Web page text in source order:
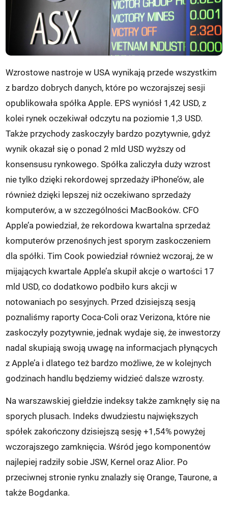
Wzrostowe nastroje w USA wynikają przede wszystkim
z bardzo dobrych danych, które po wczorajszej sesji
opublikowała spółka Apple. EPS wyniósł 1,42 USD, z
kolei rynek oczekiwał odczytu na poziomie 1,3 USD.
Także przychody zaskoczyły bardzo pozytywnie, gdyż
wynik okazał się o ponad 2 mld USD wyższy od
konsensusu rynkowego. Spółka zaliczyła duży wzrost
nie tylko dzięki rekordowej sprzedaży iPhone’ów, ale
również dzięki lepszej niż oczekiwano sprzedaży
komputerów, a w szczególności MacBooków. CFO
Apple’a powiedział, że rekordowa kwartalna sprzedaż
komputerów przenośnych jest sporym zaskoczeniem
dla spółki. Tim Cook powiedział również wczoraj, że w
mijających kwartale Apple’a skupił akcje o wartości 17
mld USD, co dodatkowo podbiło kurs akcji w
notowaniach po sesyjnych. Przed dzisiejszą sesją
poznaliśmy raporty Coca-Coli oraz Verizona, które nie
zaskoczyły pozytywnie, jednak wydaje się, że inwestorzy
nadal skupiają swoją uwagę na informacjach płynących
z Apple’a i dlatego też bardzo możliwe, że w kolejnych
godzinach handlu będziemy widzieć dalsze wzrosty.
Na warszawskiej giełdzie indeksy także zamknęły się na
sporych plusach. Indeks dwudziestu największych
spółek zakończony dzisiejszą sesję +1,54% powyżej
wczorajszego zamknięcia. Wśród jego komponentów
najlepiej radziły sobie JSW, Kernel oraz Alior. Po
przeciwnej stronie rynku znalazły się Orange, Taurone, a
także Bogdanka.